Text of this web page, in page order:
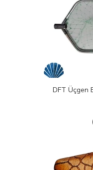
DFT Üçgen